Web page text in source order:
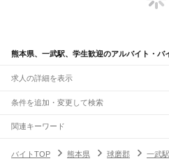
熊本県、一武駅、学生歓迎のアルバイト・バ
求人の詳細を表示
条件を追加・変更して検索
市区町村を追加・変更
熊本県すべて
駅を追加・変更
関連キーワード
バイトTOP
熊本県 球磨郡 一武駅